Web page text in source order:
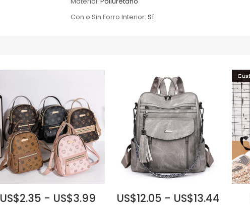
Con o Sin Forro Interior: Sí
US$2.35 - US$3.99 US$12.05 - US$13.44